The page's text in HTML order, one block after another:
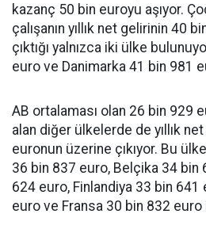
kazanç 50 bin euroyu aşıyor.
çalışanın yıllık net gelirinin 40
çıktığı yalnızca iki ülke
euro ve Danimarka 41 bin 981
AB ortalaması olan 26 bin 929
alan diğer ülkelerde de yıllık
euronun üzerine çıkıyor. Bu
36 bin 837 euro, Belçika 34 bin
624 euro, Finlandiya 33 bin 641
euro ve Fransa 30 bin 832 euro